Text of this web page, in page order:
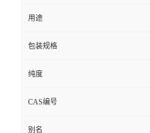
用途
包装规格
纯度
CAS编号
别名